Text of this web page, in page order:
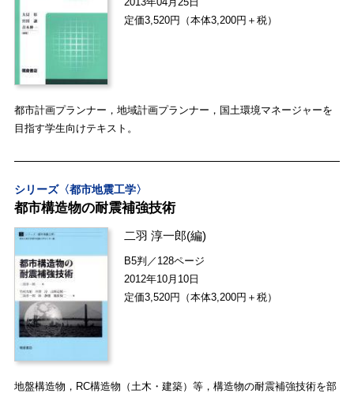
定価3,520円（本体3,200円＋税）
都市計画プランナー，地域計画プランナー，国土環境マネージャーを
目指す学生向けテキスト。
シリーズ〈都市地震工学〉
都市構造物の耐震補強技術
二羽 淳一郎(編)
B5判／128ページ
2012年10月10日
定価3,520円（本体3,200円＋税）
地盤構造物，RC構造物（土木・建築）等，構造物の耐震補強技術を部